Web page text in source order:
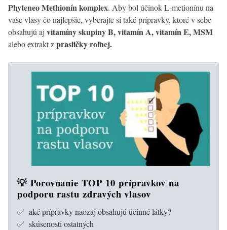
Phyteneo Methionín komplex. Aby bol účinok L-metionínu na
vaše vlasy čo najlepšie, vyberajte si také prípravky, ktoré v sebe
obsahujú aj vitamíny skupiny B, vitamín A, vitamín E, MSM
alebo extrakt zprasličky roľnej.
💡 Porovnanie TOP 10 prípravkov na
podporu rastu zdravých vlasov
✅ aké prípravky naozaj obsahujú účinné látky?
✅ skúsenosti ostatných